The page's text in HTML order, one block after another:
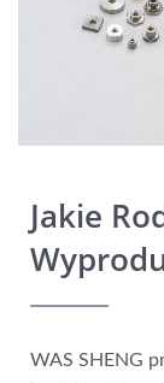
Jakie
WAS SHENG